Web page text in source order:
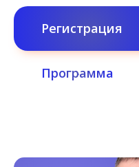
Регистрация
Программа